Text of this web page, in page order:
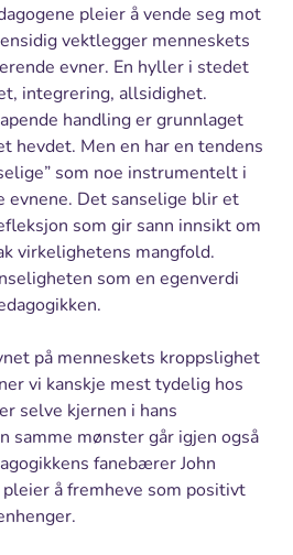
pleier å vende seg mot
vektlegger menneskets
evner. En hyller i stedet
integrering, allsidighet.
handling er grunnlaget
hevdet. Men en har en tendens
som noe instrumentelt i
Det sanselige blir et
som gir sann innsikt om
virkelighetens mangfold.
som en egenverdi
på menneskets kroppslighet
vi kanskje mest tydelig hos
selve kjernen i hans
samme mønster går igjen også
fanebærer John
å fremheve som positivt